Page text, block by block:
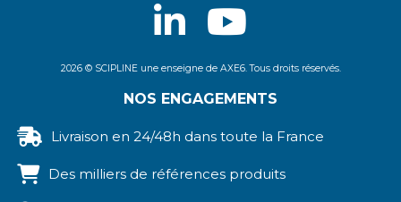
2026 © SCIPLINE une enseigne de AXE6. Tous droits réservés.
NOS ENGAGEMENTS
Livraison en 24/48h dans toute la France
Des milliers de références produits